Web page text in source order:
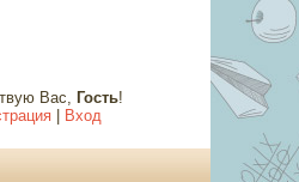
Вас Гость!
| Вход